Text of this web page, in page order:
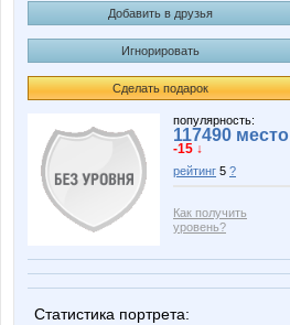
Добавить в друзья
Игнорировать
Сделать подарок
популярность:
117490 место
-15 ↓
рейтинг 5 ?
Как получить
уровень?
Статистика портрета: